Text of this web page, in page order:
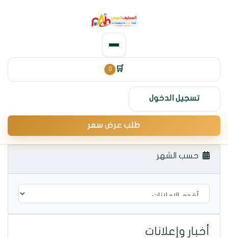
🛒
0
تسجيل الدخول
طلب عرض سعر
حسب الشهر
أخبار وإعلانات